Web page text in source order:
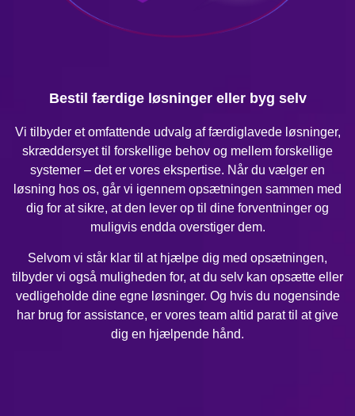
Bestil færdige løsninger eller byg selv
Vi tilbyder et omfattende udvalg af færdiglavede løsninger,
skræddersyet til forskellige behov og mellem forskellige
systemer – det er vores ekspertise. Når du vælger en
løsning hos os, går vi igennem opsætningen sammen med
dig for at sikre, at den lever op til dine forventninger og
muligvis endda overstiger dem.
Selvom vi står klar til at hjælpe dig med opsætningen,
tilbyder vi også muligheden for, at du selv kan opsætte eller
vedligeholde dine egne løsninger. Og hvis du nogensinde
har brug for assistance, er vores team altid parat til at give
dig en hjælpende hånd.